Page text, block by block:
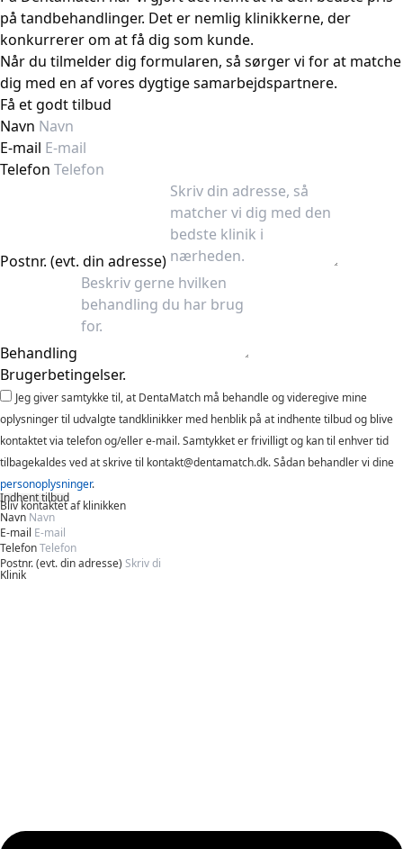
på tandbehandlinger. Det er nemlig klinikkerne, der
konkurrerer om at få dig som kunde.
Når du tilmelder dig formularen, så sørger vi for at matche
dig med en af vores dygtige samarbejdspartnere.
Få et godt tilbud
Navn
E-mail
Telefon
Postnr. (evt. din adresse)
Behandling
Brugerbetingelser.
Jeg giver samtykke til, at DentaMatch må behandle og videregive mine
oplysninger til udvalgte tandklinikker med henblik på at indhente tilbud og blive
kontaktet via telefon og/eller e-mail. Samtykket er frivilligt og kan til enhver tid
tilbagekaldes ved at skrive til kontakt@dentamatch.dk. Sådan behandler vi dine
personoplysninger.
Indhent tilbud
Bliv kontaktet af klinikken
Navn
E-mail
Telefon
Postnr. (evt. din adresse)
Klinik